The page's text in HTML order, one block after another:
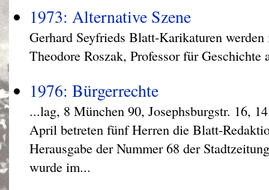
1973: Alternative Szene
Gerhard Seyfrieds Blatt-Karikaturen
Theodore Roszak, Professor für Geschichte
1976: Bürgerrechte
...lag, 8 München 90, Josephsburgstr. 16,
April betreten fünf Herren die Blatt-
Herausgabe der Nummer 68 der
wurde im...